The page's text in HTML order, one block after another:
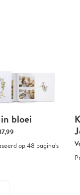
bloei
op 48 pagina's